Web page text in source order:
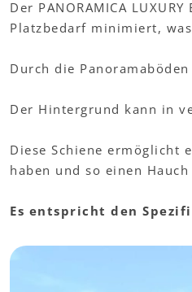
Der PANORAMICA
Platzbedarf minimiert,
Durch die
Der Hintergrund kann in
Diese Schiene ermöglicht
haben und so einen
Es entspricht den